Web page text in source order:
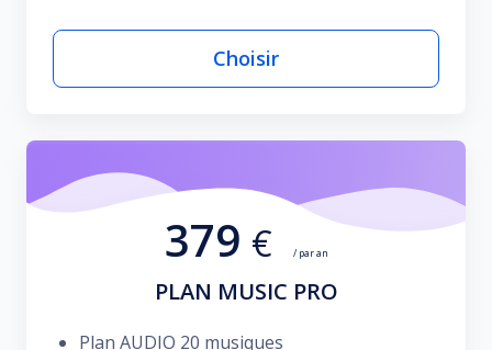
Choisir
379 € / par an
PLAN MUSIC PRO
Plan AUDIO 20 musiques